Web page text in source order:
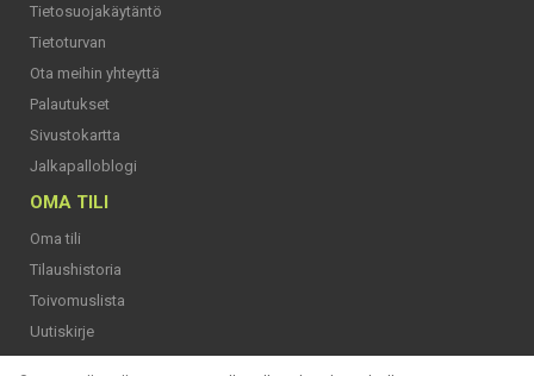
Tietosuojakäytäntö
Tietoturvan
Ota meihin yhteyttä
Palautukset
Sivustokartta
Jalkapalloblogi
OMA TILI
Oma tili
Tilaushistoria
Toivomuslista
Uutiskirje